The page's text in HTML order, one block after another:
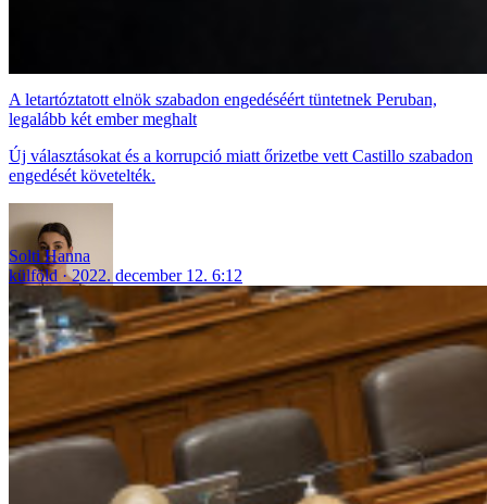
A letartóztatott elnök szabadon engedéséért tüntetnek Peruban,
legalább két ember meghalt
Új választásokat és a korrupció miatt őrizetbe vett Castillo szabadon
engedését követelték.
Solti Hanna
külföld
2022. december 12. 6:12